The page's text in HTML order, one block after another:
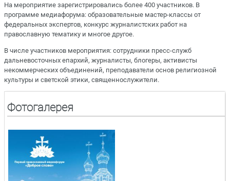
На мероприятие зарегистрировались более 400 участников. В
программе медиафорума: образовательные мастер-классы от
федеральных экспертов, конкурс журналистских работ на
православную тематику и многое другое.
В числе участников мероприятия: сотрудники пресс-служб
дальневосточных епархий, журналисты, блогеры, активисты
некоммерческих объединений, преподаватели основ религиозной
культуры и светской этики, священнослужители.
Фотогалерея